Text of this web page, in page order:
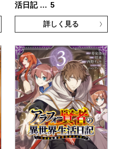
活日記 … 5
詳しく見る